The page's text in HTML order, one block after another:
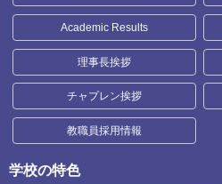
Academic Results
理事長挨拶
チャプレン挨拶
教職員採用情報
学校の特色